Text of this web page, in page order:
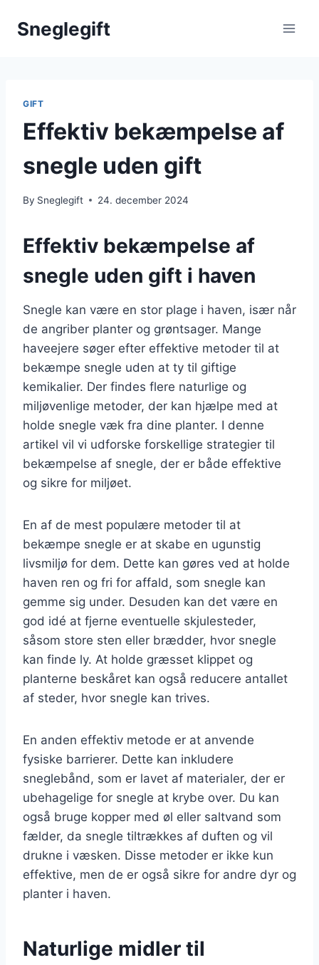
Sneglegift
GIFT
Effektiv bekæmpelse af
snegle uden gift
By Sneglegift 24. december 2024
Effektiv bekæmpelse af
snegle uden gift i haven
Snegle kan være en stor plage i haven, især når
de angriber planter og grøntsager. Mange
haveejere søger efter effektive metoder til at
bekæmpe snegle uden at ty til giftige
kemikalier. Der findes flere naturlige og
miljøvenlige metoder, der kan hjælpe med at
holde snegle væk fra dine planter. I denne
artikel vil vi udforske forskellige strategier til
bekæmpelse af snegle, der er både effektive
og sikre for miljøet.
En af de mest populære metoder til at
bekæmpe snegle er at skabe en ugunstig
livsmiljø for dem. Dette kan gøres ved at holde
haven ren og fri for affald, som snegle kan
gemme sig under. Desuden kan det være en
god idé at fjerne eventuelle skjulesteder,
såsom store sten eller brædder, hvor snegle
kan finde ly. At holde græsset klippet og
planterne beskåret kan også reducere antallet
af steder, hvor snegle kan trives.
En anden effektiv metode er at anvende
fysiske barrierer. Dette kan inkludere
sneglebånd, som er lavet af materialer, der er
ubehagelige for snegle at krybe over. Du kan
også bruge kopper med øl eller saltvand som
fælder, da snegle tiltrækkes af duften og vil
drukne i væsken. Disse metoder er ikke kun
effektive, men de er også sikre for andre dyr og
planter i haven.
Naturlige midler til